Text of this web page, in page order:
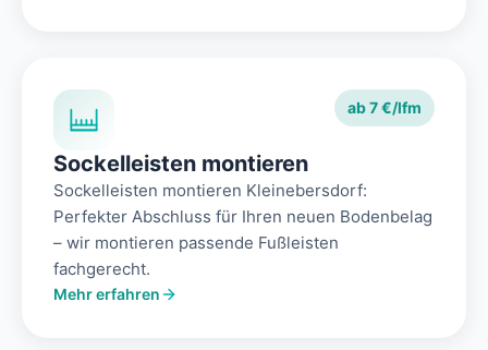
ab 7 €/lfm
Sockelleisten montieren
Sockelleisten montieren Kleinebersdorf:
Perfekter Abschluss für Ihren neuen Bodenbelag
– wir montieren passende Fußleisten
fachgerecht.
Mehr erfahren